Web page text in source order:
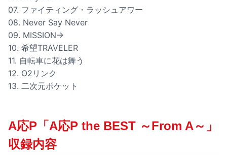
07. ファイティング・ラッシュアワー
08. Never Say Never
09. MISSION→
10. 希望TRAVELER
11. 自転車に花は舞う
12. O2リンク
13. 二次元ポケット
A応P「A応P the BEST ～From A～」
収録内容